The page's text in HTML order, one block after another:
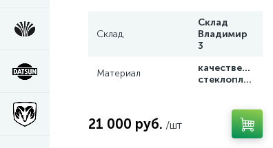
Склад
Склад
Владимир
3
Материал
качественный
стеклопластик
21 000 руб. /шт